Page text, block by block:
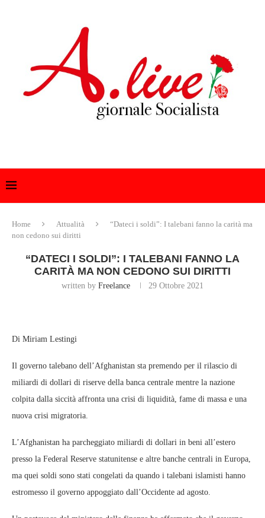
Home Attualità
“Dateci i soldi”: I talebani fanno la carità ma
non cedono sui diritti
“DATECI I SOLDI”: I TALEBANI FANNO LA
CARITÀ MA NON CEDONO SUI DIRITTI
written by Freelance 29 Ottobre 2021
Di Miriam Lestingi
Il governo talebano dell’Afghanistan sta premendo per il rilascio di
miliardi di dollari di riserve della banca centrale mentre la nazione
colpita dalla siccità affronta una crisi di liquidità, fame di massa e una
nuova crisi migratoria.
L’Afghanistan ha parcheggiato miliardi di dollari in beni all’estero
presso la Federal Reserve statunitense e altre banche centrali in Europa,
ma quei soldi sono stati congelati da quando i talebani islamisti hanno
estromesso il governo appoggiato dall’Occidente ad agosto.